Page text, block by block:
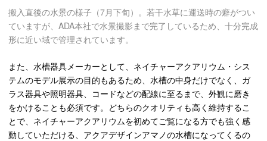
搬入直後の水景の様子（7月下旬）。若干水草に運送時の癖がつい
ていますが、ADA本社で水景撮影まで完了しているため、十分完成
形に近い域で管理されています。
また、水槽器具メーカーとして、ネイチャーアクアリウム・シス
テムのモデル展示の目的もあるため、水槽の中身だけでなく、ガ
ラス器具や照明器具、コードなどの配線に至るまで、外観に磨き
をかけることも必須です。どちらのクオリティも高く維持するこ
とで、ネイチャーアクアリウムを初めてご覧になる方でも強く感
動していただける、アクアデザインアマノの水槽になってくるの